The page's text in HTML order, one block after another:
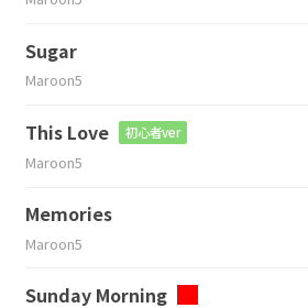
Sugar
Maroon5
This Love 初心者ver
Maroon5
Memories
Maroon5
Sunday Morning